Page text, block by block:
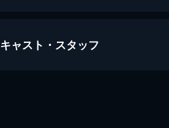
マスカレード・ホテル
キャスト・スタッフ